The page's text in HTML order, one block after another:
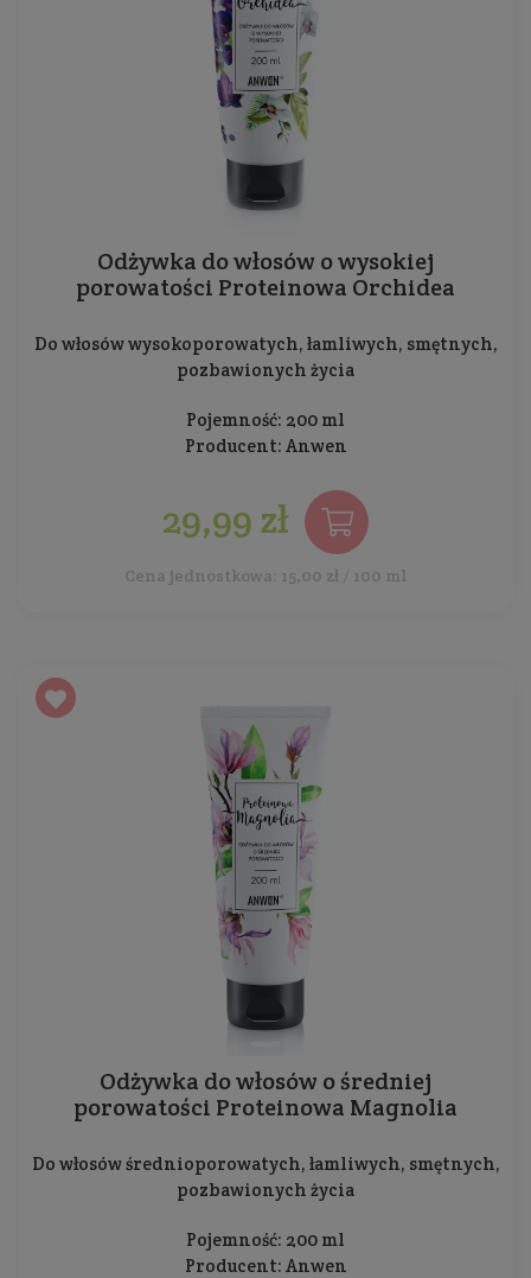
Odżywka do włosów o wysokiej
porowatości Proteinowa Orchidea
Do włosów wysokoporowatych, łamliwych, smętnych,
pozbawionych życia
Pojemność: 200 ml
Producent: Anwen
29,99 zł
Cena jednostkowa: 15,00 zł / 100 ml
Odżywka do włosów o średniej
porowatości Proteinowa Magnolia
Do włosów średnioporowatych, łamliwych, smętnych,
pozbawionych życia
Pojemność: 200 ml
Producent: Anwen